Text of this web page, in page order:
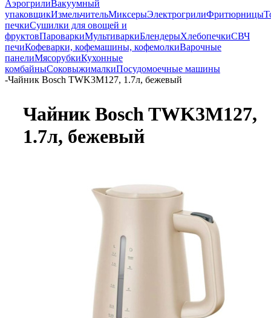
АэрогрилиВакуумный
упаковщикИзмельчительМиксерыЭлектрогрилиФритюрницы
печкиСушилки для овощей и
фруктовПароваркиМультиваркиБлендерыХлебопечкиСВЧ
печиКофеварки, кофемашины, кофемолкиВарочные
панелиМясорубкиКухонные
комбайныСоковыжималкиПосудомоечные машины
-Чайник Bosch TWK3M127, 1.7л, бежевый
Чайник Bosch TWK3M127,
1.7л, бежевый